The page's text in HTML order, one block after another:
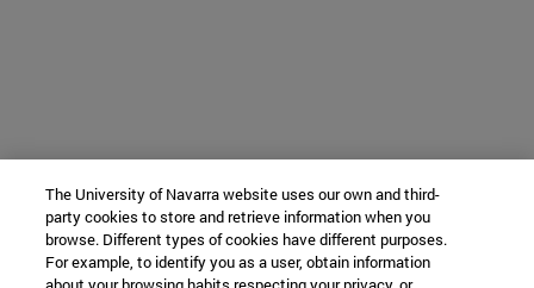
The University of Navarra website uses our own and third-
party cookies to store and retrieve information when you
browse. Different types of cookies have different purposes.
For example, to identify you as a user, obtain information